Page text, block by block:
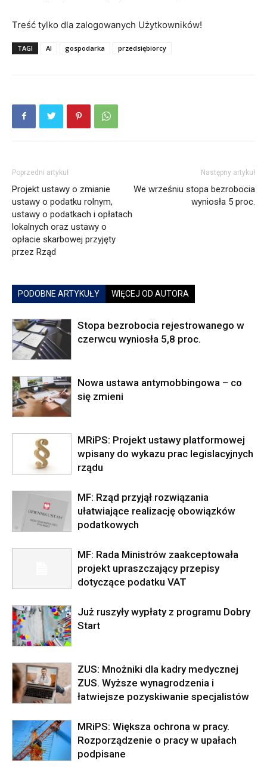
Treść tylko dla zalogowanych Użytkowników!
TAGI AI gospodarka przedsiębiorcy
Poprzedni artykuł
Projekt ustawy o zmianie
ustawy o podatku rolnym,
ustawy o podatkach i opłatach
lokalnych oraz ustawy o
opłacie skarbowej przyjęty
przez Rząd
Następny artykuł
We wrześniu stopa bezrobocia
wyniosła 5 proc.
PODOBNE ARTYKUŁY WIĘCEJ OD AUTORA
Stopa bezrobocia rejestrowanego w
czerwcu wyniosła 5,8 proc.
Nowa ustawa antymobbingowa – co
się zmieni
MRiPS: Projekt ustawy platformowej
wpisany do wykazu prac legislacyjnych
rządu
MF: Rząd przyjął rozwiązania
ułatwiające realizację obowiązków
podatkowych
MF: Rada Ministrów zaakceptowała
projekt upraszczający przepisy
dotyczące podatku VAT
Już ruszyły wypłaty z programu Dobry
Start
ZUS: Mnożniki dla kadry medycznej
ZUS. Wyższe wynagrodzenia i
łatwiejsze pozyskiwanie specjalistów
MRiPS: Większa ochrona w pracy.
Rozporządzenie o pracy w upałach
podpisane